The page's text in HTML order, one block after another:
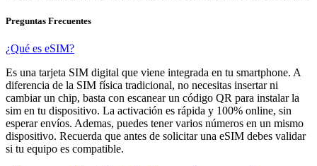
Preguntas Frecuentes
¿Qué es eSIM?
Es una tarjeta SIM digital que viene integrada en tu smartphone. A
diferencia de la SIM física tradicional, no necesitas insertar ni
cambiar un chip, basta con escanear un código QR para instalar la
sim en tu dispositivo. La activación es rápida y 100% online, sin
esperar envíos. Ademas, puedes tener varios números en un mismo
dispositivo. Recuerda que antes de solicitar una eSIM debes validar
si tu equipo es compatible.